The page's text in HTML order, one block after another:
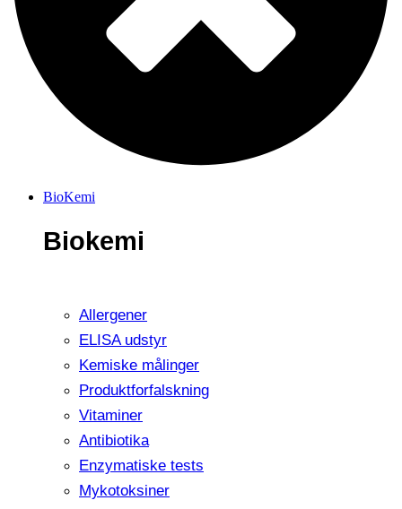
BioKemi
Biokemi
Allergener
ELISA udstyr
Kemiske målinger
Produktforfalskning
Vitaminer
Antibiotika
Enzymatiske tests
Mykotoksiner